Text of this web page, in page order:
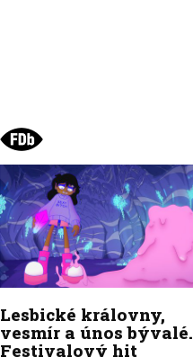
Lesbické královny,
vesmír a únos bývalé.
Festivalový hit